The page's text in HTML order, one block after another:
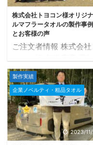
で ご注文後タオルツ
ル営業日の14日後に納品
補足 イメージ画像を基
デザインを製作 目次1 フ
ェイスタオル製作事例
デザイン確定までの流
1.2 確定したデザインデ
ータ1.3 完成したタオル
がこちら2 お客様の声
制作したオリジナルフ
イスタオルでの集合写
2.2 アンケート用 ...
株式会社トヨコン様オリジナ
ルマフラータオルの製作事例
とお客様の声
ご注文者情報 株式会社
県 タオルの種類 マフ
ータオル 20×107cm
オル産地 今治タグ付き
プリントの種類 染料
ント 色数 5色 赤・青
黄・黄土・黒（白は色
に含みません） 納品
製作実績
企業ノベルティ・粗品タオル
2023/